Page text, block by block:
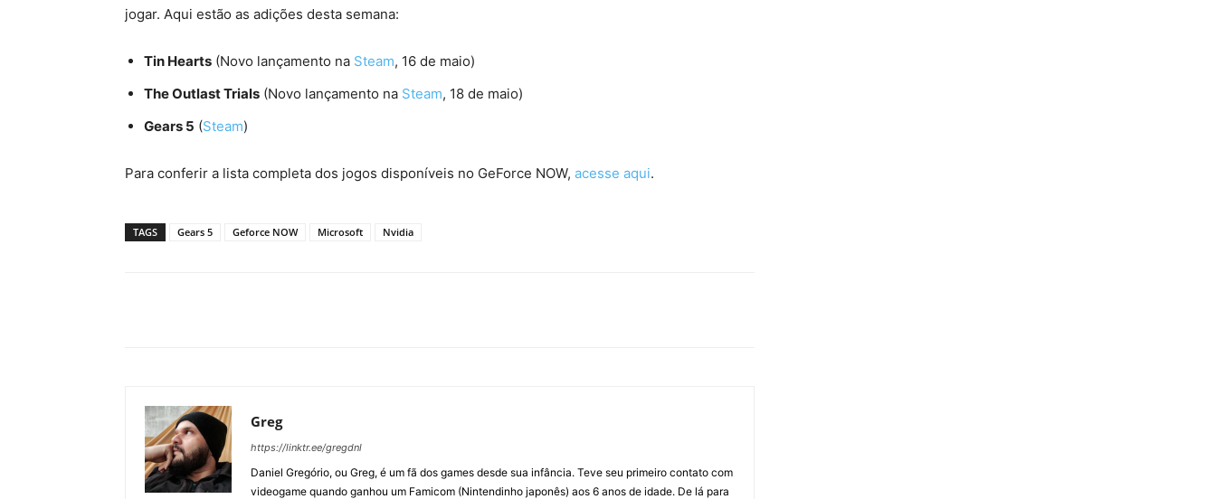
jogar. Aqui estão as adições desta semana:
Tin Hearts (Novo lançamento na Steam, 16 de maio)
The Outlast Trials (Novo lançamento na Steam, 18 de maio)
Gears 5 (Steam)
Para conferir a lista completa dos jogos disponíveis no GeForce NOW, acesse aqui.
TAGS Gears 5 Geforce NOW Microsoft Nvidia
Greg
https://linktr.ee/gregdnl
Daniel Gregório, ou Greg, é um fã dos games desde sua infância. Teve seu primeiro contato com
videogame quando ganhou um Famicom (Nintendinho japonês) aos 6 anos de idade. De lá para